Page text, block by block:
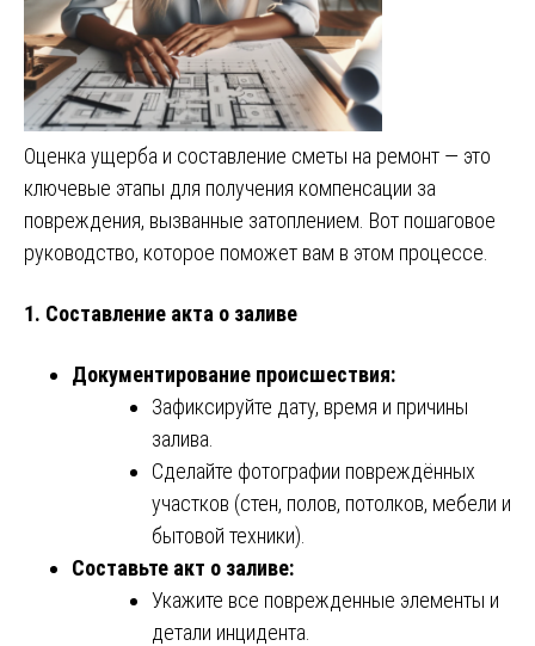
Оценка ущерба и составление сметы на ремонт — это
ключевые этапы для получения компенсации за
повреждения, вызванные затоплением. Вот пошаговое
руководство, которое поможет вам в этом процессе.
1. Составление акта о заливе
Документирование происшествия:
Зафиксируйте дату, время и причины
залива.
Сделайте фотографии повреждённых
участков (стен, полов, потолков, мебели и
бытовой техники).
Составьте акт о заливе:
Укажите все поврежденные элементы и
детали инцидента.